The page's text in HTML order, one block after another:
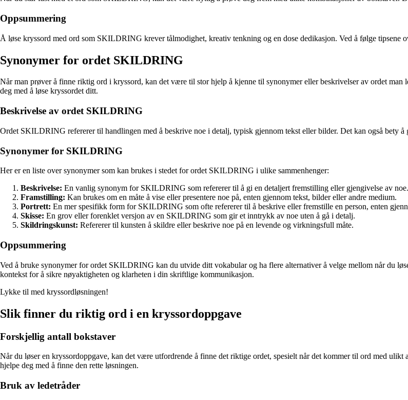
Oppsummering
Å løse kryssord med ord som SKILDRING krever tålmodighet, kreativ tenkning og en dose dedikasjon. Ved å følge tipsene
Synonymer for ordet SKILDRING
Når man prøver å finne riktig ord i kryssord, kan det være til stor hjelp å kjenne til synonymer eller beskrivelser av ordet
deg med å løse kryssordet ditt.
Beskrivelse av ordet SKILDRING
Ordet SKILDRING refererer til handlingen med å beskrive noe i detalj, typisk gjennom tekst eller bilder. Det kan også bety
Synonymer for SKILDRING
Her er en liste over synonymer som kan brukes i stedet for ordet SKILDRING i ulike sammenhenger:
Beskrivelse: En vanlig synonym for SKILDRING som refererer til å gi en detaljert fremstilling eller gjengivelse av noe.
Framstilling: Kan brukes om en måte å vise eller presentere noe på, enten gjennom tekst, bilder eller andre medium.
Portrett: En mer spesifikk form for SKILDRING som ofte refererer til å beskrive eller fremstille en person, enten
Skisse: En grov eller forenklet versjon av en SKILDRING som gir et inntrykk av noe uten å gå i detalj.
Skildringskunst: Refererer til kunsten å skildre eller beskrive noe på en levende og virkningsfull måte.
Oppsummering
Ved å bruke synonymer for ordet SKILDRING kan du utvide ditt vokabular og ha flere alternativer å velge mellom når du
kontekst for å sikre nøyaktigheten og klarheten i din skriftlige kommunikasjon.
Lykke til med kryssordløsningen!
Slik finner du riktig ord i en kryssordoppgave
Forskjellig antall bokstaver
Når du løser en kryssordoppgave, kan det være utfordrende å finne det riktige ordet, spesielt når det kommer til ord med
hjelpe deg med å finne den rette løsningen.
Bruk av ledetråder